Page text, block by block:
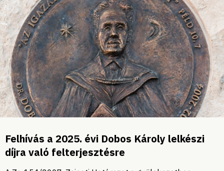
Felhívás a 2025. évi Dobos Károly lelkészi
díjra való felterjesztésre